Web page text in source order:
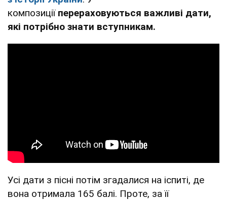
композиції перераховуються важливі дати,
які потрібно знати вступникам.
Усі дати з пісні потім згадалися на іспиті, де
вона отримала 165 балі. Проте, за її